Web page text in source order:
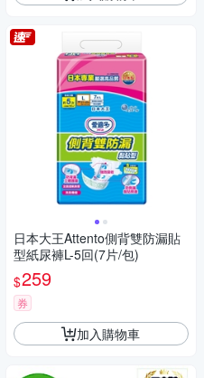
日本大王Attento側背雙防漏貼
型紙尿褲L-5回(7片/包)
$259
券
加入購物車